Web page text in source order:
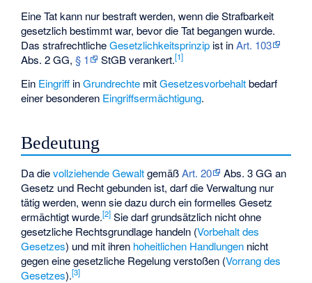
EineTatkann nur bestraft werden, wenn die Strafbarkeit
gesetzlich bestimmt war, bevor die Tat begangen wurde.
Das strafrechtlicheGesetzlichkeitsprinzip ist inArt. 103
Abs. 2 GG,§ 1 StGB verankert.[1]
Ein Eingriff inGrundrechte mitGesetzesvorbehaltbedarf
einer besonderen Eingriffsermächtigung.
Bedeutung
Da dievollziehende GewaltgemäßArt. 20
Abs. 3 GG an
Gesetz und Recht gebunden ist, darf die Verwaltung nur
tätig werden, wenn sie dazu durch ein formelles Gesetz
ermächtigt wurde.[2] Sie darf grundsätzlich nicht ohne
gesetzliche Rechtsgrundlage handeln (Vorbehalt des
Gesetzes) und mit ihren hoheitlichen Handlungen nicht
gegen eine gesetzliche Regelung verstoßen (Vorrang des
Gesetzes).[3]